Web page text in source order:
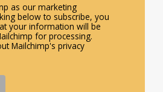
as our marketing
below to subscribe, you
your information will be
for processing.
Mailchimp's privacy